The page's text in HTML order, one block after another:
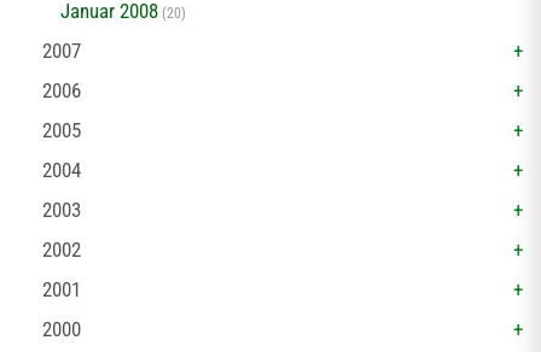
Januar 2008 (20)
2007
2006
2005
2004
2003
2002
2001
2000